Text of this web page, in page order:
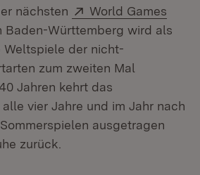
nächsten
Extern:
World Games
Fenster)
Baden-Württemberg wird als
der nicht-
zum zweiten Mal
Jahren kehrt das
vier Jahre und im Jahr nach
ausgetragen
zurück.